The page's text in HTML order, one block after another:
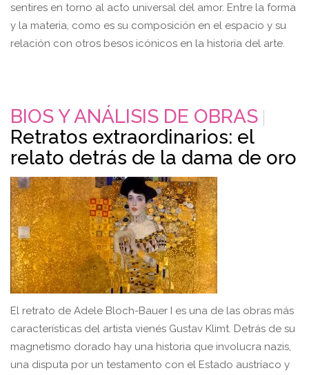
sentires en torno al acto universal del amor. Entre la forma
y la materia, como es su composición en el espacio y su
relación con otros besos icónicos en la historia del arte.
BIOS Y ANÁLISIS DE OBRAS
Retratos extraordinarios: el
relato detrás de la dama de oro
El retrato de Adele Bloch-Bauer I es una de las obras más
características del artista vienés Gustav Klimt. Detrás de su
magnetismo dorado hay una historia que involucra nazis,
una disputa por un testamento con el Estado austríaco y